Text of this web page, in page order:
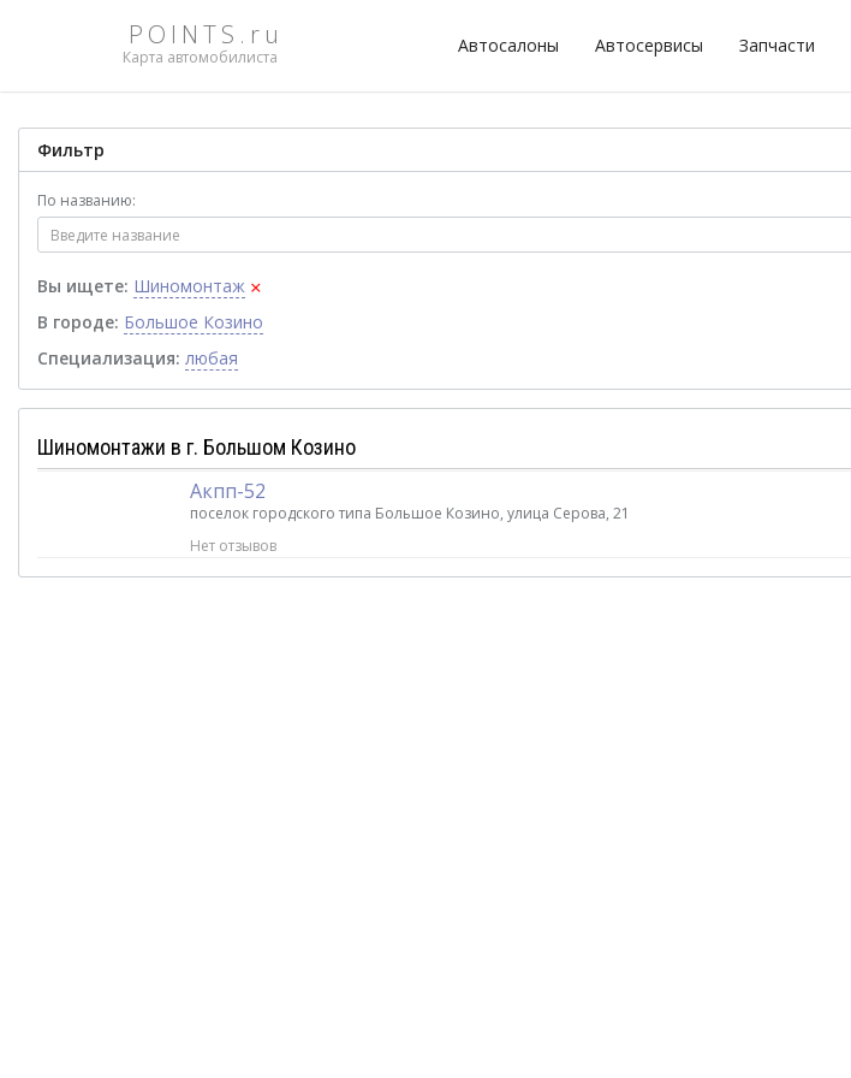
POINTS.ru
Карта автомобилиста
Автосалоны Автосервисы Запчасти
Фильтр
По названию:
Вы ищете: Шиномонтаж ×
В городе: Большое Козино
Специализация: любая
Шиномонтажи в г. Большом Козино
Акпп-52
поселок городского типа Большое Козино, улица Серова, 21
Нет отзывов